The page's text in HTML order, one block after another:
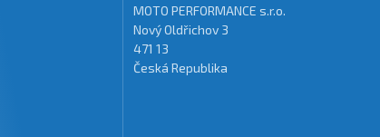
MOTO PERFORMANCE s.r.o.
Nový Oldřichov 3
471 13
Česká Republika